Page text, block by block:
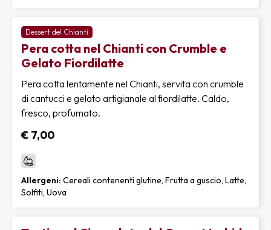
Dessert del Chianti
Pera cotta nel Chianti con Crumble e
Gelato Fiordilatte
Pera cotta lentamente nel Chianti, servita con crumble
di cantucci e gelato artigianale al fiordilatte. Caldo,
fresco, profumato.
€ 7,00
Allergeni: Cereali contenenti glutine, Frutta a guscio, Latte,
Solfiti, Uova